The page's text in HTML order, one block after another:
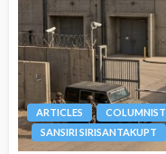
ARTICLES COLUMNIST
SANSIRI SIRISANTAKUPT